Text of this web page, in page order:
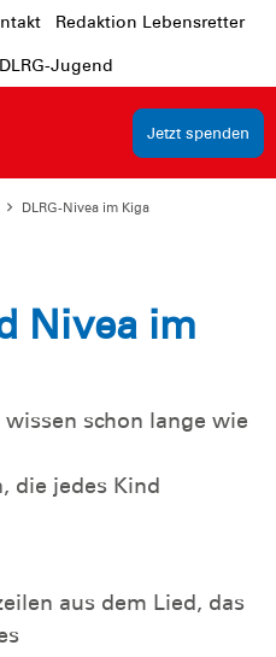
Redaktion Lebensretter
DLRG-Jugend
Jetzt spenden
DLRG-Nivea im Kiga
Nivea im
schon lange wie
die jedes Kind
aus dem Lied, das